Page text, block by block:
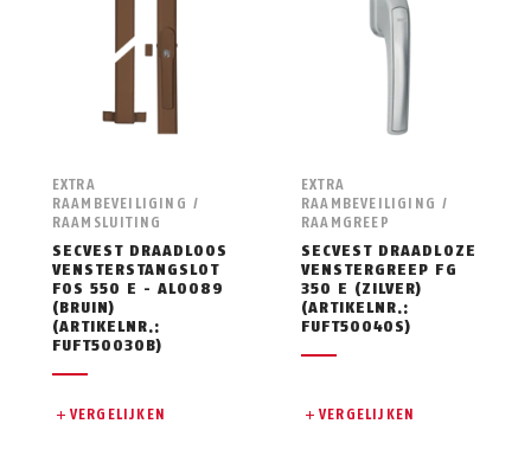
EXTRA
RAAMBEVEILIGING /
RAAMSLUITING
SECVEST DRAADLOOS
VENSTERSTANGSLOT
FOS 550 E - AL0089
(BRUIN)
(ARTIKELNR.:
FUFT50030B)
VERGELIJKEN
EXTRA
RAAMBEVEILIGING /
RAAMGREEP
SECVEST DRAADLOZE
VENSTERGREEP FG
350 E (ZILVER)
(ARTIKELNR.:
FUFT50040S)
VERGELIJKEN